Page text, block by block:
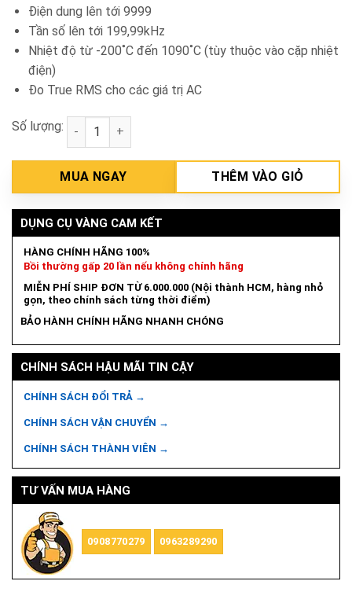
Điện dung lên tới 9999
Tần số lên tới 199,99kHz
Nhiệt độ từ -200˚C đến 1090˚C (tùy thuộc vào cặp nhiệt
điện)
Đo True RMS cho các giá trị AC
Số lượng: Đồng hồ vạn năng Fluke 28 II Ex số lượng
MUA NGAY THÊM VÀO GIỎ
DỤNG CỤ VÀNG CAM KẾT
HÀNG CHÍNH HÃNG 100%
Bồi thường gấp 20 lần nếu không chính hãng
MIỄN PHÍ SHIP ĐƠN TỪ 6.000.000 (Nội thành HCM, hàng nhỏ
gọn, theo chính sách từng thời điểm)
BẢO HÀNH CHÍNH HÃNG NHANH CHÓNG
CHÍNH SÁCH HẬU MÃI TIN CẬY
CHÍNH SÁCH ĐỔI TRẢ →
CHÍNH SÁCH VẬN CHUYỂN →
CHÍNH SÁCH THÀNH VIÊN →
TƯ VẤN MUA HÀNG
0908770279 0963289290